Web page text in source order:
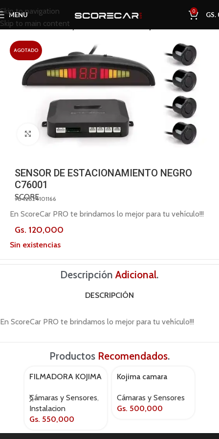
Skip to navigation
Skip to main content
MENU 0 GS.
Inicio Tienda Audio y Electrónica
AGOTADO
Click to enlarge
SENSOR DE ESTACIONAMIENTO NEGRO
C76001
SCORE
7842824101166
En ScoreCar PRO te brindamos lo mejor para tu vehículo!!!
Gs. 120,000
Sin existencias
DescripciónAdicional.
DESCRIPCIÓN
En ScoreCar PRO te brindamos lo mejor para tu vehículo!!!
Productos Recomendados.
AGOTADO
FILMADORA KOJIMA
Cámaras y Sensores,
Instalacion
Gs. 550,000
Kojima camara
Cámaras y Sensores
Gs. 500,000